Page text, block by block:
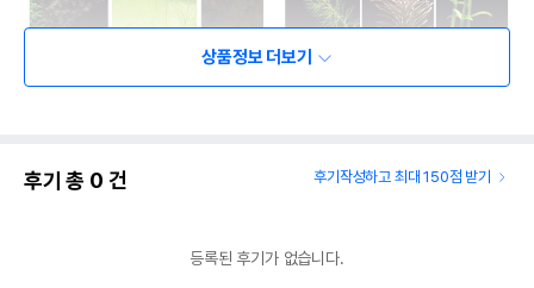
상품정보 더보기
후기 총 0 건 후기작성하고 최대 150점 받기
등록된 후기가 없습니다.